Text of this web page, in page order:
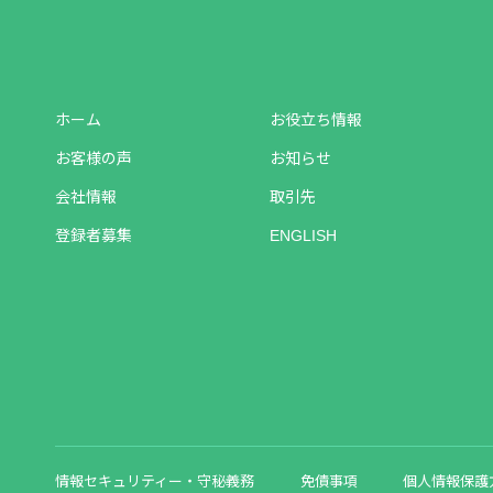
ホーム
お客様の声
会社情報
登録者募集
お役立ち情報
お知らせ
取引先
ENGLISH
情報セキュリティー・守秘義務 免債事項 個人情報保護